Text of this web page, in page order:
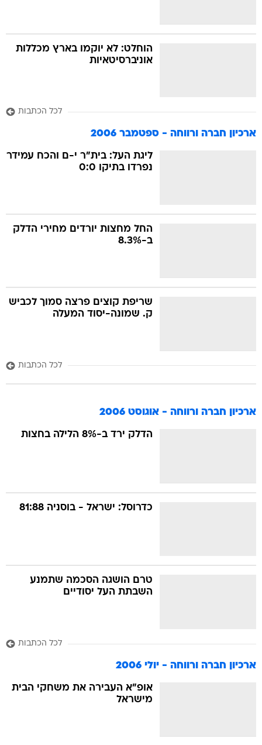
הוחלט: לא יוקמו בארץ מכללות
אוניברסיטאיות
לכל הכתבות
ארכיון חברה ורווחה - ספטמבר 2006
ליגת העל: בית"ר י-ם והכח עמידר
נפרדו בתיקו 0:0
החל מחצות יורדים מחירי הדלק
ב-8.3%
שריפת קוצים פרצה סמוך לכביש
ק. שמונה-יסוד המעלה
לכל הכתבות
ארכיון חברה ורווחה - אוגוסט 2006
הדלק ירד ב-8% הלילה בחצות
כדרוסל: ישראל - בוסניה 81:88
טרם הושגה הסכמה שתמנע
השבתת העל יסודיים
לכל הכתבות
ארכיון חברה ורווחה - יולי 2006
אופ"א העבירה את משחקי הבית
מישראל